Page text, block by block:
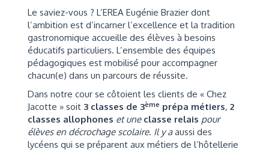
Le saviez-vous ? L’EREA Eugénie Brazier dont
l’ambition est d’incarner l’excellence et la tradition
gastronomique accueille des élèves à besoins
éducatifs particuliers. L’ensemble des équipes
pédagogiques est mobilisé pour accompagner
chacun(e) dans un parcours de réussite.
Dans notre cour se côtoient les clients de « Chez
Jacotte » soit 3 classes de 3ème prépa métiers, 2
classes allophones et une classe relais pour
élèves en décrochage scolaire. Il y aaussi des
lycéens qui se préparent aux métiers de l’hôtellerie